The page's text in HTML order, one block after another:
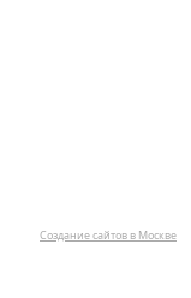
Создание сайтов в Москве